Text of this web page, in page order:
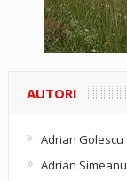
AUTORI
Adrian Golescu
Adrian Simeanu